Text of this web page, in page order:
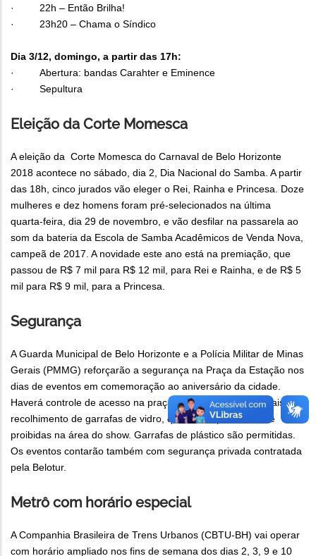
· 22h – Então Brilha!
· 23h20 – Chama o Síndico
Dia 3/12, domingo, a partir das 17h:
· Abertura: bandas Carahter e Eminence
· Sepultura
Eleição da Corte Momesca
A eleição da Corte Momesca do Carnaval de Belo Horizonte
2018 acontece no sábado, dia 2, Dia Nacional do Samba. A partir
das 18h, cinco jurados vão eleger o Rei, Rainha e Princesa. Doze
mulheres e dez homens foram pré-selecionados na última
quarta-feira, dia 29 de novembro, e vão desfilar na passarela ao
som da bateria da Escola de Samba Acadêmicos de Venda Nova,
campeã de 2017. A novidade este ano está na premiação, que
passou de R$ 7 mil para R$ 12 mil, para Rei e Rainha, e de R$ 5
mil para R$ 9 mil, para a Princesa.
Segurança
A Guarda Municipal de Belo Horizonte e a Polícia Militar de Minas
Gerais (PMMG) reforçarão a segurança na Praça da Estação nos
dias de eventos em comemoração ao aniversário da cidade.
Haverá controle de acesso na praça, com revistas individuais e
recolhimento de garrafas de vidro, que são expressamente
proibidas na área do show. Garrafas de plástico são permitidas.
Os eventos contarão também com segurança privada contratada
pela Belotur.
Metrô com horário especial
A Companhia Brasileira de Trens Urbanos (CBTU-BH) vai operar
com horário ampliado nos fins de semana dos dias 2, 3, 9 e 10